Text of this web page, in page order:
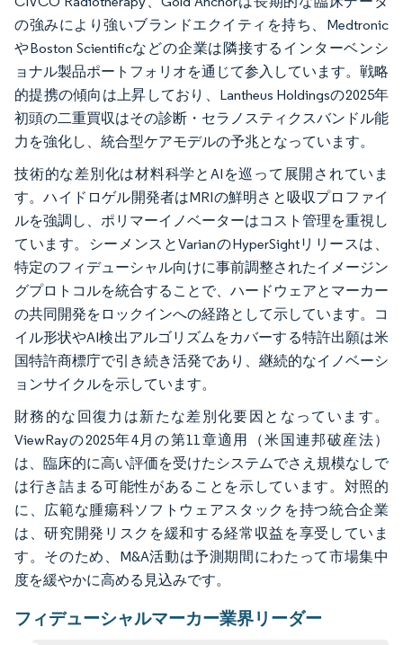
の強みにより強いブランドエクイティを持ち、Medtronic
やBoston Scientificなどの企業は隣接するインターベンシ
ョナル製品ポートフォリオを通じて参入しています。戦略
的提携の傾向は上昇しており、Lantheus Holdingsの2025年
初頭の二重買収はその診断・セラノスティクスバンドル能
力を強化し、統合型ケアモデルの予兆となっています。
技術的な差別化は材料科学とAIを巡って展開されていま
す。ハイドロゲル開発者はMRIの鮮明さと吸収プロファイ
ルを強調し、ポリマーイノベーターはコスト管理を重視し
ています。シーメンスとVarianのHyperSightリリースは、
特定のフィデューシャル向けに事前調整されたイメージン
グプロトコルを統合することで、ハードウェアとマーカー
の共同開発をロックインへの経路として示しています。コ
イル形状やAI検出アルゴリズムをカバーする特許出願は米
国特許商標庁で引き続き活発であり、継続的なイノベーシ
ョンサイクルを示しています。
財務的な回復力は新たな差別化要因となっています。
ViewRayの2025年4月の第11章適用（米国連邦破産法）
は、臨床的に高い評価を受けたシステムでさえ規模なしで
は行き詰まる可能性があることを示しています。対照的
に、広範な腫瘍科ソフトウェアスタックを持つ統合企業
は、研究開発リスクを緩和する経常収益を享受していま
す。そのため、M&A活動は予測期間にわたって市場集中
度を緩やかに高める見込みです。
フィデューシャルマーカー業界リーダー